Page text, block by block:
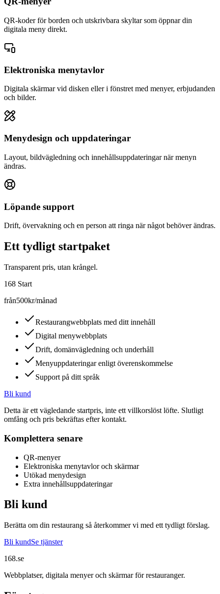
QR-koder för borden och utskrivbara skyltar som öppnar din
digitala meny direkt.
Elektroniska menytavlor
Digitala skärmar vid disken eller i fönstret med menyer, erbjudanden
och bilder.
Menydesign och uppdateringar
Layout, bildvägledning och innehållsuppdateringar när menyn
ändras.
Löpande support
Drift, övervakning och en person att ringa när något behöver ändras.
Ett tydligt startpaket
Transparent pris, utan krångel.
168 Start
från500kr/månad
Restaurangwebbplats med ditt innehåll
Digital menywebbplats
Drift, domänvägledning och underhåll
Menyuppdateringar enligt överenskommelse
Support på ditt språk
Bli kund
Detta är ett vägledande startpris, inte ett villkorslöst löfte. Slutligt
omfång och pris bekräftas efter kontakt.
Komplettera senare
QR-menyer
Elektroniska menytavlor och skärmar
Utökad menydesign
Extra innehållsuppdateringar
Bli kund
Berätta om din restaurang så återkommer vi med ett tydligt förslag.
Bli kundSe tjänster
168.se
Webbplatser, digitala menyer och skärmar för restauranger.